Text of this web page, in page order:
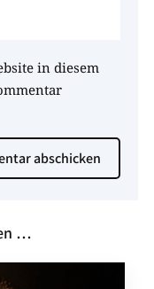
in diesem
abschicken
…